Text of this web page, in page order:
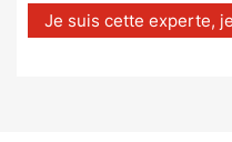
Je suis cette experte,